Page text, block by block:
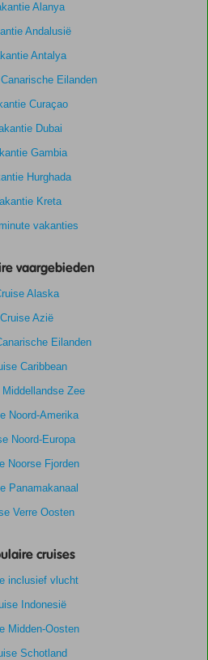
Alanya
Andalusië
Antalya
Eilanden
Curaçao
Dubai
Gambia
Hurghada
Kreta
vakanties
vaargebieden
Alaska
Cruise Azië
Eilanden
Caribbean
Zee
Noord-Amerika
Noord-Europa
Noorse Fjorden
Panamakanaal
Verre Oosten
cruises
inclusief vlucht
Indonesië
Midden-Oosten
Schotland